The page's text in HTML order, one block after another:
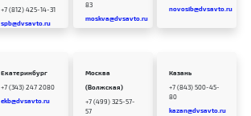
+7 (812) 425-14-31
spb@dvsavto.ru
83
moskva@dvsavto.ru
novosib@dvsavto.ru
Екатеринбург
+7 (343) 247 2080
ekb@dvsavto.ru
Москва
(Волжская)
+7 (499) 325-57-
57
Казань
+7 (843) 500-45-
80
kazan@dvsavto.ru